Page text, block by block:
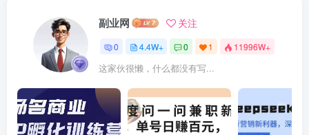
副业网 关注
0 4.4W+ 0 1 11996W+
这家伙很懒，什么都没有写...